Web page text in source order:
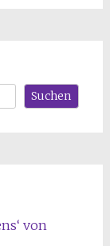
Suchen
von